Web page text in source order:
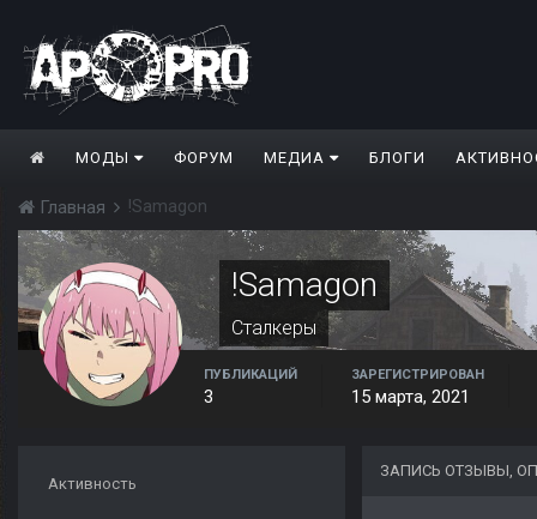
МОДЫ ФОРУМ МЕДИА БЛОГИ
Главная !Samagon
!Samagon
Сталкеры
ПУБЛИКАЦИЙ
3
ЗАРЕГИСТРИРОВАН
15 марта, 2021
Активность
ЗАПИСЬ ОТЗЫВЫ,